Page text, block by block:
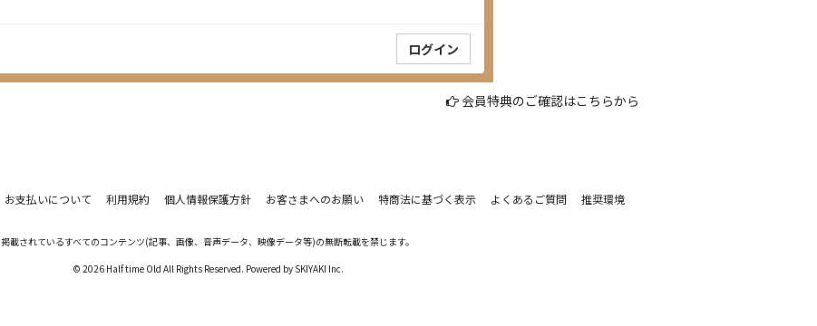
会員特典のご確認はこちらから
お支払いについて 利用規約 個人情報保護方針 お客さまへのお願い 特商法に基づく表示 よくあるご質問 推奨環境
掲載されているすべてのコンテンツ(記事、画像、音声データ、映像データ等)の無断転載を禁じます。
© 2026 Half time Old All Rights Reserved. Powered by SKIYAKI Inc.